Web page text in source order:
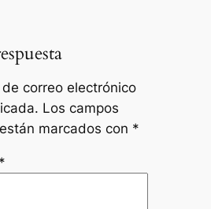
correo electrónico
Los campos
marcados con *
*